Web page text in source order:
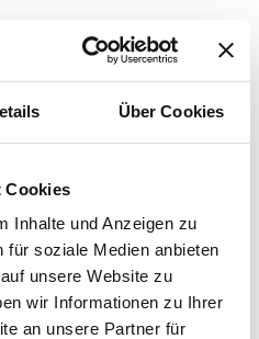
Über Cookies
Cookies
Inhalte und Anzeigen zu
für soziale Medien anbieten
unsere Website zu
wir Informationen zu Ihrer
an unsere Partner für